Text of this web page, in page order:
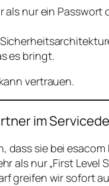
nur ein
es bringt.
vertrauen.
im
dass sie bei esacom
als nur „First
greifen wir sofort